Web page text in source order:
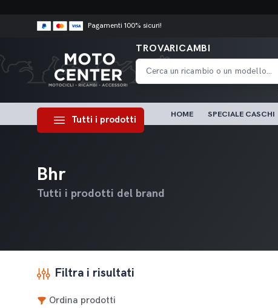
Pagamenti 100% sicuri!
TROVARICAMBI
Tutti i prodotti
HOME SPECIALE CASCHI
Bhr
Tutti i prodotti del brand
Filtra i risultati
Ordina prodotti